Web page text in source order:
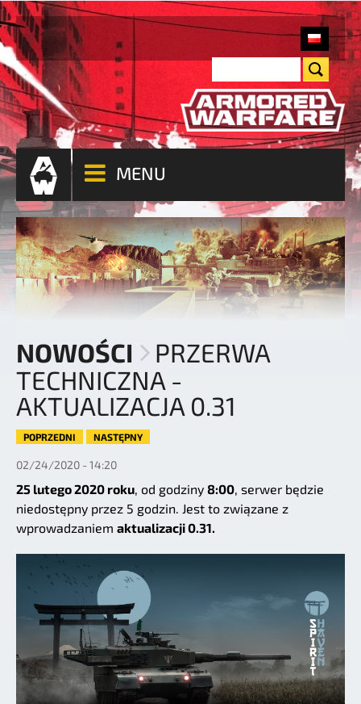
MENU
NOWOŚCI
PRZERWA
TECHNICZNA -
AKTUALIZACJA 0.31
POPRZEDNI NASTĘPNY
02/24/2020 - 14:20
25 lutego 2020 roku, od godziny 8:00, serwer będzie
niedostępny przez 5 godzin. Jest to związane z
wprowadzaniem aktualizacji 0.31.